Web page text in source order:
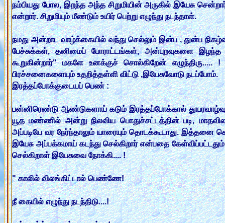
நம்பியது போல, இறந்த அந்த சிறுமியின் அருகில் இயேசு
என்றார். சிறுமியும் மீண்டும் உயிர் பெற்று எழுந்து நடந்தாள்.
நமது அன்றாட வாழ்க்கையில் வந்து செல்லும் இன்ப , துன்ப
பேச்சுக்கள், தனிமைப் போராட்டங்கள், அன்புறவுகளை இழந்த
கூறுகின்றார்" மகளே உனக்குச் சொல்கிறேன்
பிரச்சனைகளையும் உதறித்தள்ளி விட்டு ,இயேசுவோடு நடப்போம்.
இரத்தப்போக்குடையப் பெண் :
பன்னிரெண்டு ஆண்டுகளாய் கடும் இரத்தப்போக்கால்
யூத மண்ணில் அன்று நிலவிய பொதுச்சட்டத்தின் படி,
அப்படியே வர நேர்ந்தாலும் யாரையும் தொடக்கூடாது.
இயேசு அப்பக்கமாய் கடந்து செல்கிறார் என்பதை
செல்கிறாள் இயேசுவை நோக்கி.... !
" காலில் விலங்கிட்டால் பெண்ணே!
நீ கையில் எழுந்து நடந்திடு....!